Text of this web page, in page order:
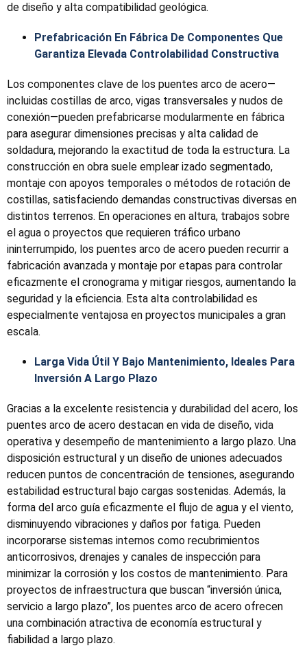
de diseño y alta compatibilidad geológica.
Prefabricación En Fábrica De Componentes Que
Garantiza Elevada Controlabilidad Constructiva
Los componentes clave de los puentes arco de acero—
incluidas costillas de arco, vigas transversales y nudos de
conexión—pueden prefabricarse modularmente en fábrica
para asegurar dimensiones precisas y alta calidad de
soldadura, mejorando la exactitud de toda la estructura. La
construcción en obra suele emplear izado segmentado,
montaje con apoyos temporales o métodos de rotación de
costillas, satisfaciendo demandas constructivas diversas en
distintos terrenos. En operaciones en altura, trabajos sobre
el agua o proyectos que requieren tráfico urbano
ininterrumpido, los puentes arco de acero pueden recurrir a
fabricación avanzada y montaje por etapas para controlar
eficazmente el cronograma y mitigar riesgos, aumentando la
seguridad y la eficiencia. Esta alta controlabilidad es
especialmente ventajosa en proyectos municipales a gran
escala.
Larga Vida Útil Y Bajo Mantenimiento, Ideales Para
Inversión A Largo Plazo
Gracias a la excelente resistencia y durabilidad del acero, los
puentes arco de acero destacan en vida de diseño, vida
operativa y desempeño de mantenimiento a largo plazo. Una
disposición estructural y un diseño de uniones adecuados
reducen puntos de concentración de tensiones, asegurando
estabilidad estructural bajo cargas sostenidas. Además, la
forma del arco guía eficazmente el flujo de agua y el viento,
disminuyendo vibraciones y daños por fatiga. Pueden
incorporarse sistemas internos como recubrimientos
anticorrosivos, drenajes y canales de inspección para
minimizar la corrosión y los costos de mantenimiento. Para
proyectos de infraestructura que buscan “inversión única,
servicio a largo plazo”, los puentes arco de acero ofrecen
una combinación atractiva de economía estructural y
fiabilidad a largo plazo.